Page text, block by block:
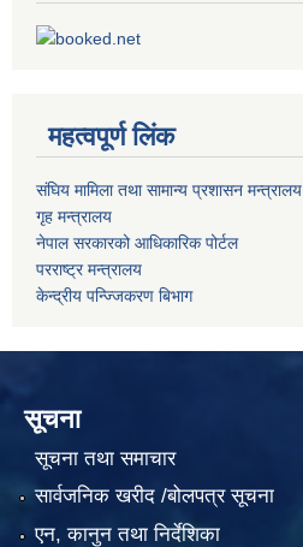
महत्वपूर्ण लिंक
संघिय मामिला तथा सामान्य प्रशासन मन्त्रालय
गृह मन्त्रालय
नेपाल सरकारको आधिकारिक पोर्टल
परराष्ट्र मन्त्रालय
केन्द्रीय पन्ज्जिकरण बिभाग
सूचना
सूचना तथा समाचार
सार्वजनिक खरीद /बोलपत्र सूचना
एन, कानुन तथा निर्देशिका